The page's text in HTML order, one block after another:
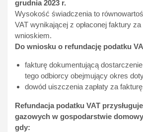
grudnia 2023 r.
Wysokość świadczenia to
VAT wynikającej z opłaconej faktury
wnioskiem.
Do wniosku o refundację podatku
fakturę dokumentującą
tego odbiorcy obejmujący okres
dowód uiszczenia zapłaty za
Refundacja podatku VAT
gazowych w gospodarstwie
gdy: